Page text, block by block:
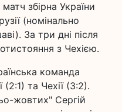
збірна України
(номінально
За три дні після
з Чехією.
команда
(2:1) та Чехії (3:2).
жовтих" Сергій